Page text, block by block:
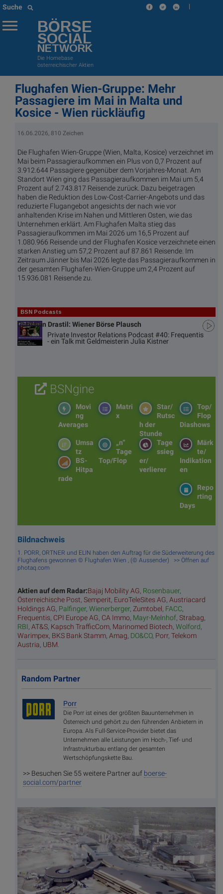
Suche |
BÖRSE
SOCIAL
NETWORK
Die Homebase
österreichischer Aktien
Flughafen Wien-Gruppe: Mehr
Passagiere im Mai in Malta und
Kosice - Wien rückläufig
16.06.2026, 810 Zeichen
Die Flughafen Wien-Gruppe (Wien, Malta, Kosice) verzeichnet im
Mai beim Passagieraufkommen ein Plus von 0,7 Prozent auf
3.912.644 Passagiere gegenüber dem Vorjahres-Monat. Am
Standort Wien ging das Passagieraufkommen im Mai um 5,4
Prozent auf 2.743.817 Reisende zurück. Dazu beigetragen
haben die Reduktion des Low-Cost-Carrier-Angebots und das
reduzierte Flugangebot angesichts der nach wie vor
anhaltenden Krise im Nahen und Mittleren Osten, wie das
Unternehmen erklärt. Am Flughafen Malta stieg das
Passagieraufkommen im Mai 2026 um 16,5 Prozent auf
1.080.966 Reisende und der Flughafen Kosice verzeichnete einen
starken Anstieg um 57,2 Prozent auf 87.861 Reisende. Im
Zeitraum Jänner bis Mai 2026 legte das Passagieraufkommen in
der gesamten Flughafen-Wien-Gruppe um 2,4 Prozent auf
15.936.081 Reisende zu.
BSN Podcasts
Christian Drastil: Wiener Börse Plausch
Private Investor Relations Podcast #40: Frequentis
- ein Talk mit Geldmeisterin Julia Kistner
BSNgine
Top/
Flop
Diashows
Star/
Rutsc
h der
Stunde
Matri
x
Movi
ng
Averages
Märk
te/
Indikation
en
Tage
ssieg
er/
verlierer
„n“
Tage
Top/Flop
Umsa
tz
BS-
Hitpa
rade
Repo
rting
Days
Bildnachweis
1. PORR, ORTNER und ELIN haben den Auftrag für die Süderweiterung des
Flughafens gewonnen © Flughafen Wien , (© Aussender) >> Öffnen auf
photaq.com
Aktien auf dem Radar:Bajaj Mobility AG, Rosenbauer,
Österreichische Post, Semperit, EuroTeleSites AG, Austriacard
Holdings AG, Palfinger, Wienerberger, Zumtobel, FACC,
Frequentis, CPI Europe AG, CA Immo, Mayr-Melnhof, Strabag,
RBI, AT&S, Kapsch TrafficCom, Marinomed Biotech, Wolford,
Warimpex, BKS Bank Stamm, Amag, DO&CO, Porr, Telekom
Austria, UBM
Random Partner
Porr
Die Porr ist eines der größten Bauunternehmen in
Österreich und gehört zu den führenden Anbietern in
Europa. Als Full-Service-Provider bietet das
Unternehmen alle Leistungen im Hoch-, Tief- und
Infrastrukturbau entlang der gesamten
Wertschöpfungskette Bau.
>> Besuchen Sie 55 weitere Partner auf boerse-
social.com/partner